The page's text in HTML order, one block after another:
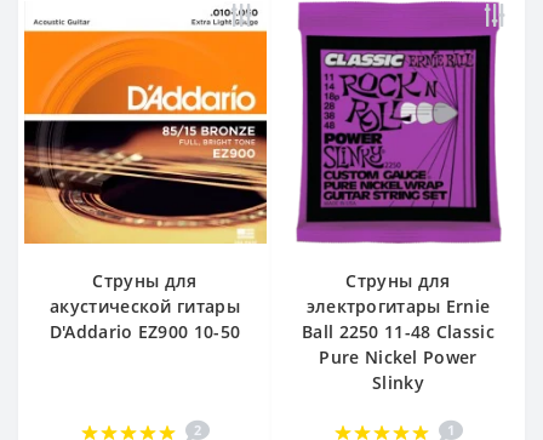
Струны для
акустической гитары
D'Addario EZ900 10-50
2
Струны для
электрогитары Ernie
Ball 2250 11-48 Classic
Pure Nickel Power
Slinky
1